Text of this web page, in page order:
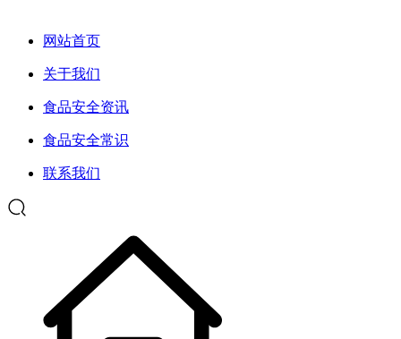
网站首页
关于我们
食品安全资讯
食品安全常识
联系我们